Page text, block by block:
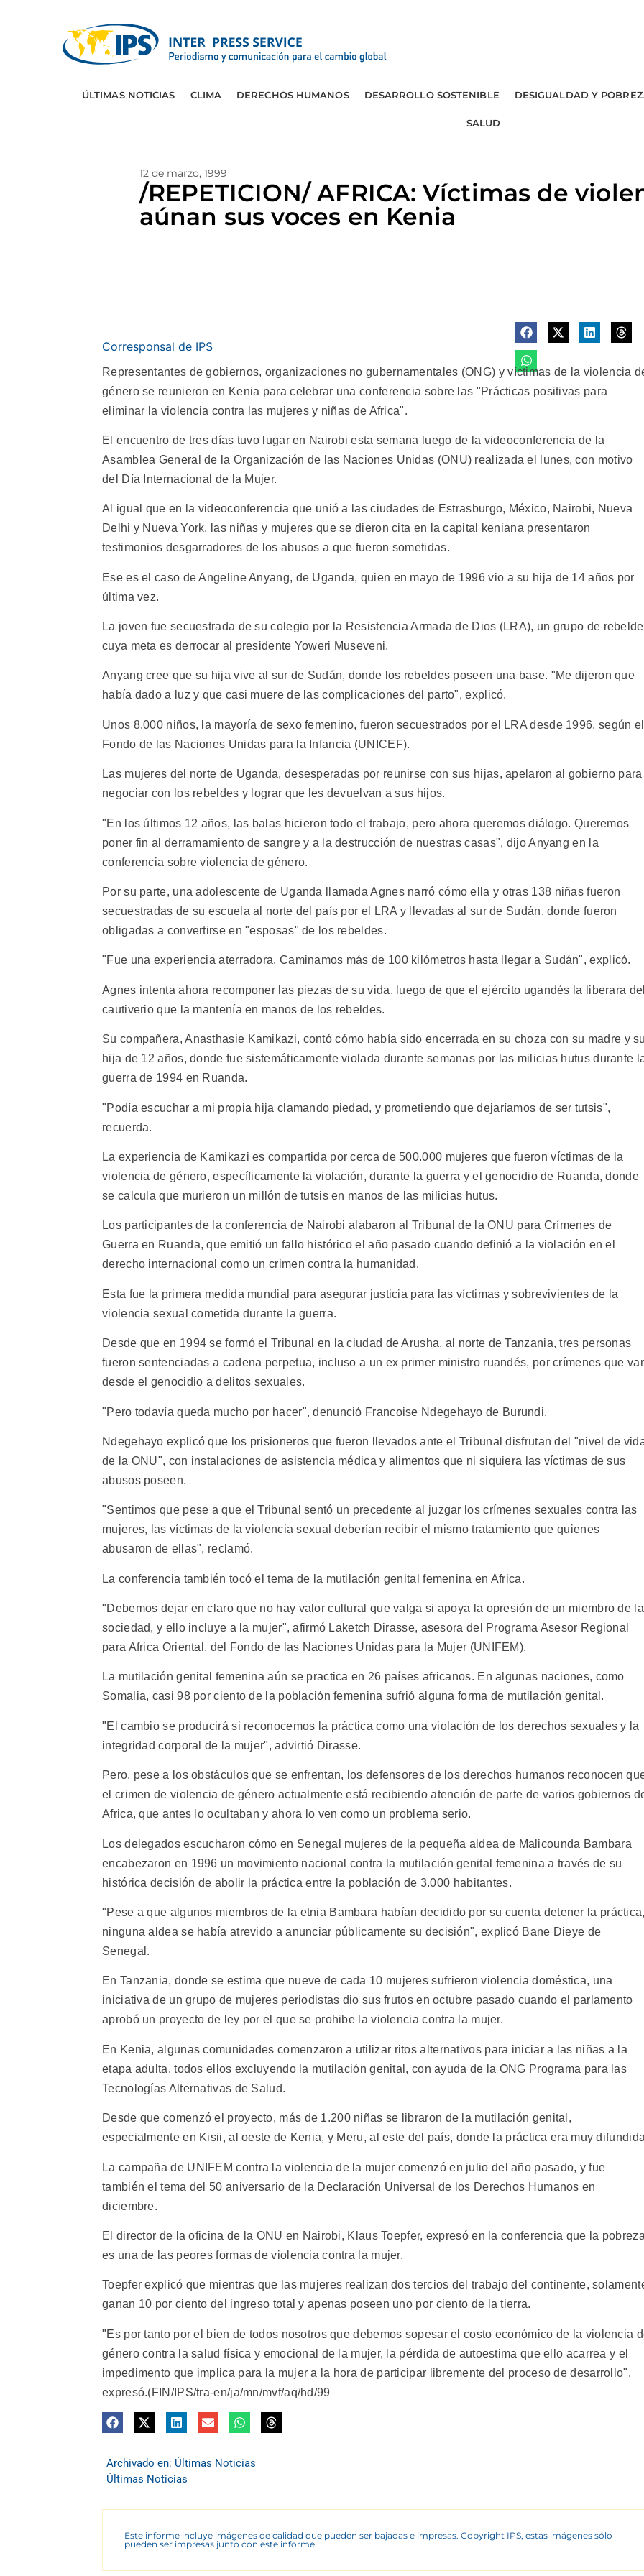
ÚLTIMAS NOTICIAS CLIMA DERECHOS HUMANOS DESARROLLO SOSTENIBLE DESIGUALDAD Y
SALUD
12 de marzo, 1999
/REPETICION/ AFRICA: Víctimas de
aúnan sus voces en Kenia
Corresponsal de IPS
Representantes de gobiernos, organizaciones no gubernamentales (ONG) y víctimas de la violencia
género se reunieron en Kenia para celebrar una conferencia sobre las "Prácticas positivas para
eliminar la violencia contra las mujeres y niñas de Africa".
El encuentro de tres días tuvo lugar en Nairobi esta semana luego de la videoconferencia de la
Asamblea General de la Organización de las Naciones Unidas (ONU) realizada el lunes, con motivo
del Día Internacional de la Mujer.
Al igual que en la videoconferencia que unió a las ciudades de Estrasburgo, México, Nairobi, Nueva
Delhi y Nueva York, las niñas y mujeres que se dieron cita en la capital keniana presentaron
testimonios desgarradores de los abusos a que fueron sometidas.
Ese es el caso de Angeline Anyang, de Uganda, quien en mayo de 1996 vio a su hija de 14 años por
última vez.
La joven fue secuestrada de su colegio por la Resistencia Armada de Dios (LRA), un grupo de
cuya meta es derrocar al presidente Yoweri Museveni.
Anyang cree que su hija vive al sur de Sudán, donde los rebeldes poseen una base. "Me dijeron que
había dado a luz y que casi muere de las complicaciones del parto", explicó.
Unos 8.000 niños, la mayoría de sexo femenino, fueron secuestrados por el LRA desde 1996, según el
Fondo de las Naciones Unidas para la Infancia (UNICEF).
Las mujeres del norte de Uganda, desesperadas por reunirse con sus hijas, apelaron al gobierno para
negociar con los rebeldes y lograr que les devuelvan a sus hijos.
"En los últimos 12 años, las balas hicieron todo el trabajo, pero ahora queremos diálogo. Queremos
poner fin al derramamiento de sangre y a la destrucción de nuestras casas", dijo Anyang en la
conferencia sobre violencia de género.
Por su parte, una adolescente de Uganda llamada Agnes narró cómo ella y otras 138 niñas fueron
secuestradas de su escuela al norte del país por el LRA y llevadas al sur de Sudán, donde fueron
obligadas a convertirse en "esposas" de los rebeldes.
"Fue una experiencia aterradora. Caminamos más de 100 kilómetros hasta llegar a Sudán", explicó.
Agnes intenta ahora recomponer las piezas de su vida, luego de que el ejército ugandés la liberara
cautiverio que la mantenía en manos de los rebeldes.
Su compañera, Anasthasie Kamikazi, contó cómo había sido encerrada en su choza con su madre y
hija de 12 años, donde fue sistemáticamente violada durante semanas por las milicias hutus durante
guerra de 1994 en Ruanda.
"Podía escuchar a mi propia hija clamando piedad, y prometiendo que dejaríamos de ser tutsis",
recuerda.
La experiencia de Kamikazi es compartida por cerca de 500.000 mujeres que fueron víctimas de la
violencia de género, específicamente la violación, durante la guerra y el genocidio de Ruanda, donde
se calcula que murieron un millón de tutsis en manos de las milicias hutus.
Los participantes de la conferencia de Nairobi alabaron al Tribunal de la ONU para Crímenes de
Guerra en Ruanda, que emitió un fallo histórico el año pasado cuando definió a la violación en el
derecho internacional como un crimen contra la humanidad.
Esta fue la primera medida mundial para asegurar justicia para las víctimas y sobrevivientes de la
violencia sexual cometida durante la guerra.
Desde que en 1994 se formó el Tribunal en la ciudad de Arusha, al norte de Tanzania, tres personas
fueron sentenciadas a cadena perpetua, incluso a un ex primer ministro ruandés, por crímenes que
desde el genocidio a delitos sexuales.
"Pero todavía queda mucho por hacer", denunció Francoise Ndegehayo de Burundi.
Ndegehayo explicó que los prisioneros que fueron llevados ante el Tribunal disfrutan del "nivel de
de la ONU", con instalaciones de asistencia médica y alimentos que ni siquiera las víctimas de sus
abusos poseen.
"Sentimos que pese a que el Tribunal sentó un precedente al juzgar los crímenes sexuales contra las
mujeres, las víctimas de la violencia sexual deberían recibir el mismo tratamiento que quienes
abusaron de ellas", reclamó.
La conferencia también tocó el tema de la mutilación genital femenina en Africa.
"Debemos dejar en claro que no hay valor cultural que valga si apoya la opresión de un miembro de la
sociedad, y ello incluye a la mujer", afirmó Laketch Dirasse, asesora del Programa Asesor Regional
para Africa Oriental, del Fondo de las Naciones Unidas para la Mujer (UNIFEM).
La mutilación genital femenina aún se practica en 26 países africanos. En algunas naciones, como
Somalia, casi 98 por ciento de la población femenina sufrió alguna forma de mutilación genital.
"El cambio se producirá si reconocemos la práctica como una violación de los derechos sexuales y la
integridad corporal de la mujer", advirtió Dirasse.
Pero, pese a los obstáculos que se enfrentan, los defensores de los derechos humanos reconocen
el crimen de violencia de género actualmente está recibiendo atención de parte de varios gobiernos
Africa, que antes lo ocultaban y ahora lo ven como un problema serio.
Los delegados escucharon cómo en Senegal mujeres de la pequeña aldea de Malicounda Bambara
encabezaron en 1996 un movimiento nacional contra la mutilación genital femenina a través de su
histórica decisión de abolir la práctica entre la población de 3.000 habitantes.
"Pese a que algunos miembros de la etnia Bambara habían decidido por su cuenta detener la
ninguna aldea se había atrevido a anunciar públicamente su decisión", explicó Bane Dieye de
Senegal.
En Tanzania, donde se estima que nueve de cada 10 mujeres sufrieron violencia doméstica, una
iniciativa de un grupo de mujeres periodistas dio sus frutos en octubre pasado cuando el parlamento
aprobó un proyecto de ley por el que se prohibe la violencia contra la mujer.
En Kenia, algunas comunidades comenzaron a utilizar ritos alternativos para iniciar a las niñas a la
etapa adulta, todos ellos excluyendo la mutilación genital, con ayuda de la ONG Programa para las
Tecnologías Alternativas de Salud.
Desde que comenzó el proyecto, más de 1.200 niñas se libraron de la mutilación genital,
especialmente en Kisii, al oeste de Kenia, y Meru, al este del país, donde la práctica era muy
La campaña de UNIFEM contra la violencia de la mujer comenzó en julio del año pasado, y fue
también el tema del 50 aniversario de la Declaración Universal de los Derechos Humanos en
diciembre.
El director de la oficina de la ONU en Nairobi, Klaus Toepfer, expresó en la conferencia que la
es una de las peores formas de violencia contra la mujer.
Toepfer explicó que mientras que las mujeres realizan dos tercios del trabajo del continente,
ganan 10 por ciento del ingreso total y apenas poseen uno por ciento de la tierra.
"Es por tanto por el bien de todos nosotros que debemos sopesar el costo económico de la violencia
género contra la salud física y emocional de la mujer, la pérdida de autoestima que ello acarrea y el
impedimento que implica para la mujer a la hora de participar libremente del proceso de desarrollo",
expresó.(FIN/IPS/tra-en/ja/mn/mvf/aq/hd/99
Archivado en: Últimas Noticias
Últimas Noticias
Este informe incluye imágenes de calidad que pueden ser bajadas e impresas. Copyright IPS, estas imágenes sólo
pueden ser impresas junto con este informe